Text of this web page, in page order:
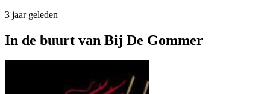
3 jaar geleden
In de buurt van Bij De Gommer